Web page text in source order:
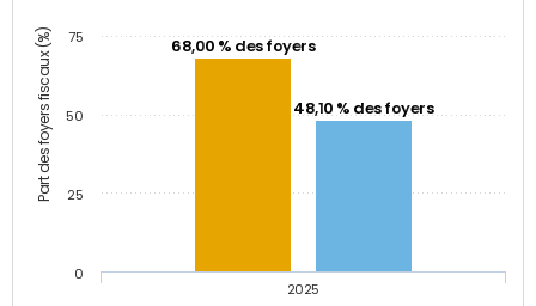
Part des foyers fiscaux (%) 68,00 % des foyers
48,10 % des foyers
2025
0
25
50
75